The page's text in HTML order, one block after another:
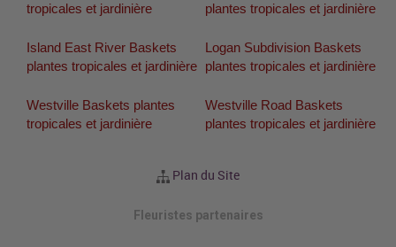
tropicales et jardinière
plantes tropicales et jardinière
Island East River Baskets
plantes tropicales et jardinière
Logan Subdivision Baskets
plantes tropicales et jardinière
Westville Baskets plantes
tropicales et jardinière
Westville Road Baskets
plantes tropicales et jardinière
Plan du Site
Fleuristes partenaires